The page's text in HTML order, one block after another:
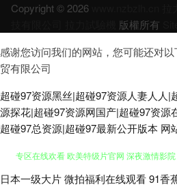
Copyright © 2026
版權所有
感谢您访问我们的网站，您可能还对
贸有限公司
超碰97资源黑丝|超碰97资源人妻人人|
源探花|超碰97资源网国产|超碰97资源
超碰97总资源|超碰97最新公开版本 网
日韩无人区艹 草草浮力影院线 日韩第九页
日本一级大片微拍福利在线观看91香